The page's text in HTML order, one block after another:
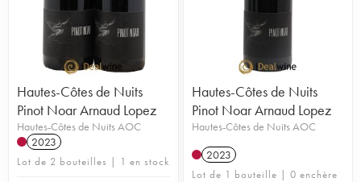
Hautes-Côtes de Nuits
Pinot Noar Arnaud Lopez
Hautes-Côtes de Nuits AOC
2023
Lot de 2 bouteilles | 1 en stock
Hautes-Côtes de Nuits
Pinot Noar Arnaud Lopez
Hautes-Côtes de Nuits AOC
2023
Lot de 1 bouteille | 0 enchère